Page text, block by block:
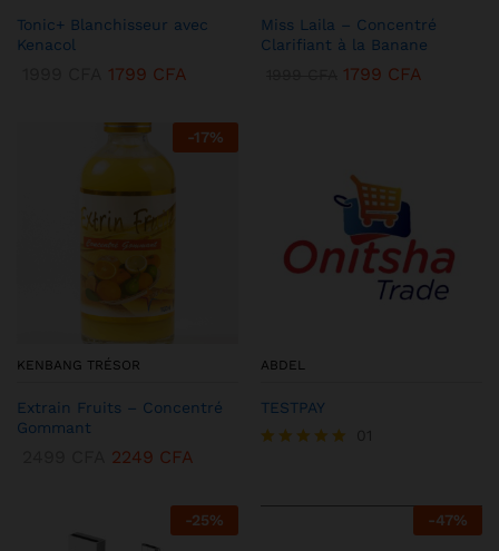
Tonic+ Blanchisseur avec
Kenacol
1799 CFA
Miss Laila – Concentré
Clarifiant à la Banane
1799 CFA
-17%
KENBANG TRÉSOR
Extrain Fruits – Concentré
Gommant
2249 CFA
ABDEL
TESTPAY
-25% -47%